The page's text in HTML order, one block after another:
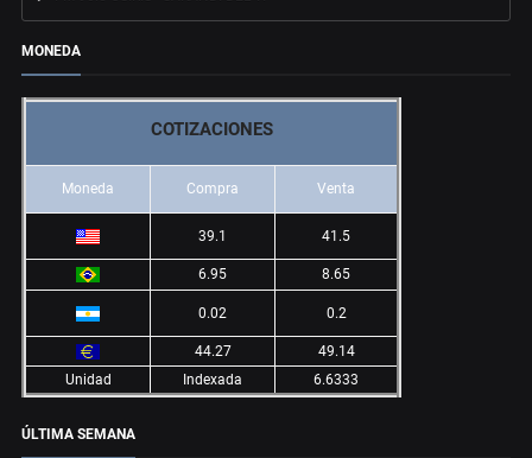
MONEDA
COTIZACIONES
Moneda Compra Venta
39.1 41.5
6.95 8.65
0.02 0.2
44.27
49.14
Unidad
Indexada 6.6333
ÚLTIMA SEMANA